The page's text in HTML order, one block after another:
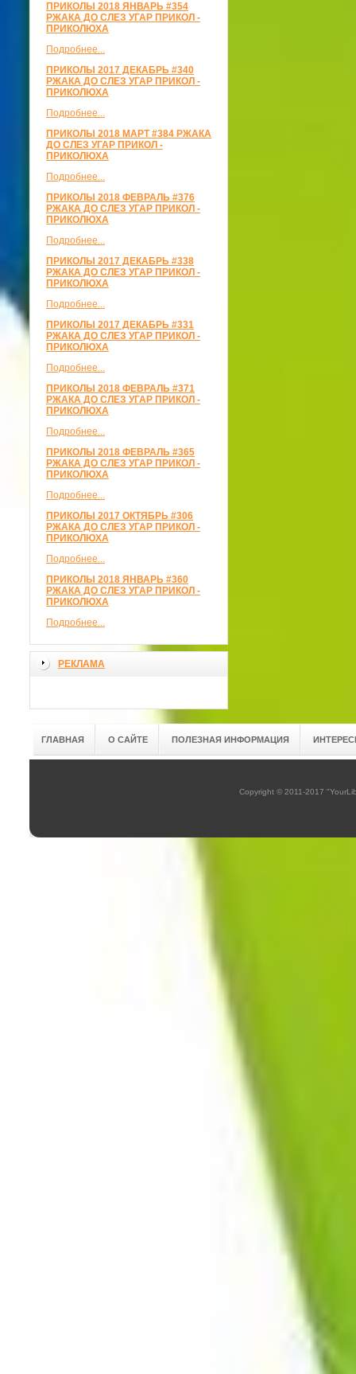
ПРИКОЛЫ 2018 ЯНВАРЬ #354
РЖАКА ДО СЛЕЗ УГАР ПРИКОЛ -
ПРИКОЛЮХА
Подробнее...
ПРИКОЛЫ 2017 ДЕКАБРЬ #340
РЖАКА ДО СЛЕЗ УГАР ПРИКОЛ -
ПРИКОЛЮХА
Подробнее...
ПРИКОЛЫ 2018 МАРТ #384 РЖАКА
ДО СЛЕЗ УГАР ПРИКОЛ -
ПРИКОЛЮХА
Подробнее...
ПРИКОЛЫ 2018 ФЕВРАЛЬ #376
РЖАКА ДО СЛЕЗ УГАР ПРИКОЛ -
ПРИКОЛЮХА
Подробнее...
ПРИКОЛЫ 2017 ДЕКАБРЬ #338
РЖАКА ДО СЛЕЗ УГАР ПРИКОЛ -
ПРИКОЛЮХА
Подробнее...
ПРИКОЛЫ 2017 ДЕКАБРЬ #331
РЖАКА ДО СЛЕЗ УГАР ПРИКОЛ -
ПРИКОЛЮХА
Подробнее...
ПРИКОЛЫ 2018 ФЕВРАЛЬ #371
РЖАКА ДО СЛЕЗ УГАР ПРИКОЛ -
ПРИКОЛЮХА
Подробнее...
ПРИКОЛЫ 2018 ФЕВРАЛЬ #365
РЖАКА ДО СЛЕЗ УГАР ПРИКОЛ -
ПРИКОЛЮХА
Подробнее...
ПРИКОЛЫ 2017 ОКТЯБРЬ #306
РЖАКА ДО СЛЕЗ УГАР ПРИКОЛ -
ПРИКОЛЮХА
Подробнее...
ПРИКОЛЫ 2018 ЯНВАРЬ #360
РЖАКА ДО СЛЕЗ УГАР ПРИКОЛ -
ПРИКОЛЮХА
Подробнее...
РЕКЛАМА
ГЛАВНАЯ О САЙТЕ ПОЛЕЗНАЯ ИНФОРМАЦИЯ
Copyright © 2011-2017